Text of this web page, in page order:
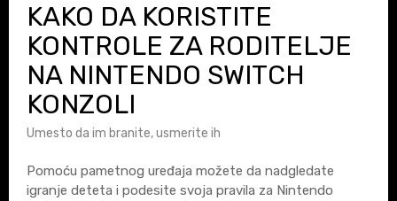
KAKO DA KORISTITE
KONTROLE ZA RODITELJE
NA NINTENDO SWITCH
KONZOLI
Umesto da im branite, usmerite ih
Pomoću pametnog uređaja možete da nadgledate
igranje deteta i podesite svoja pravila za Nintendo